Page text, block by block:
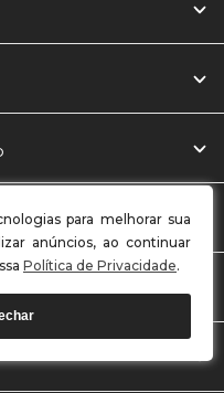
para melhorar sua
anúncios, ao continuar
Política de Privacidade.